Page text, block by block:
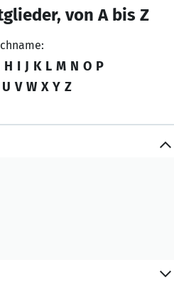
von A bis Z
H I J K L M N O P
U V W X Y Z